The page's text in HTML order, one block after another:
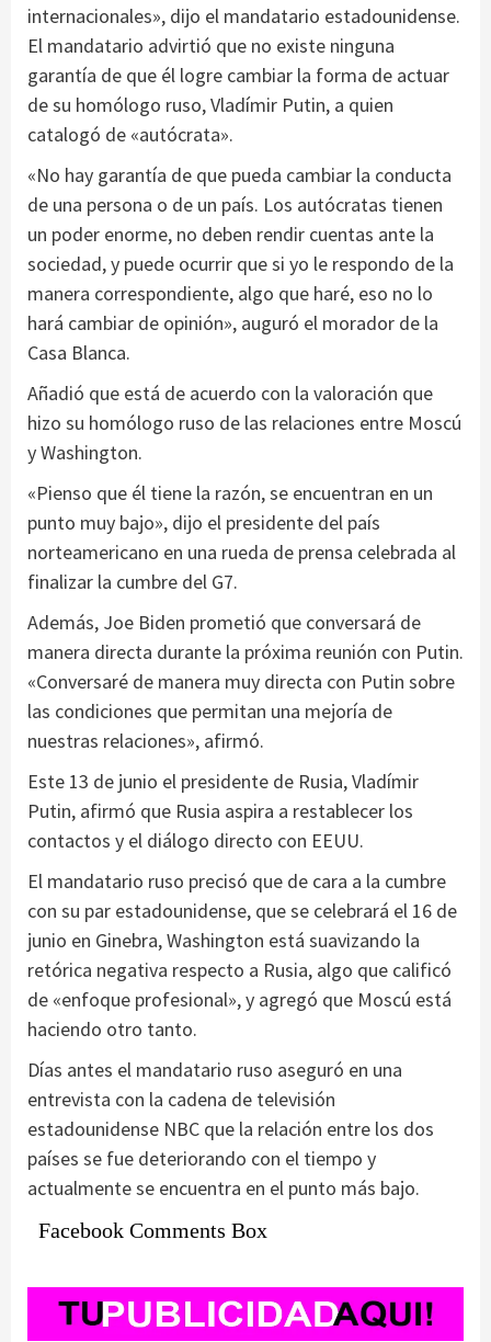
internacionales», dijo el mandatario estadounidense.
El mandatario advirtió que no existe ninguna
garantía de que él logre cambiar la forma de actuar
de su homólogo ruso, Vladímir Putin, a quien
catalogó de «autócrata».
«No hay garantía de que pueda cambiar la conducta
de una persona o de un país. Los autócratas tienen
un poder enorme, no deben rendir cuentas ante la
sociedad, y puede ocurrir que si yo le respondo de la
manera correspondiente, algo que haré, eso no lo
hará cambiar de opinión», auguró el morador de la
Casa Blanca.
Añadió que está de acuerdo con la valoración que
hizo su homólogo ruso de las relaciones entre Moscú
y Washington.
«Pienso que él tiene la razón, se encuentran en un
punto muy bajo», dijo el presidente del país
norteamericano en una rueda de prensa celebrada al
finalizar la cumbre del G7.
Además, Joe Biden prometió que conversará de
manera directa durante la próxima reunión con Putin.
«Conversaré de manera muy directa con Putin sobre
las condiciones que permitan una mejoría de
nuestras relaciones», afirmó.
Este 13 de junio el presidente de Rusia, Vladímir
Putin, afirmó que Rusia aspira a restablecer los
contactos y el diálogo directo con EEUU.
El mandatario ruso precisó que de cara a la cumbre
con su par estadounidense, que se celebrará el 16 de
junio en Ginebra, Washington está suavizando la
retórica negativa respecto a Rusia, algo que calificó
de «enfoque profesional», y agregó que Moscú está
haciendo otro tanto.
Días antes el mandatario ruso aseguró en una
entrevista con la cadena de televisión
estadounidense NBC que la relación entre los dos
países se fue deteriorando con el tiempo y
actualmente se encuentra en el punto más bajo.
Facebook Comments Box